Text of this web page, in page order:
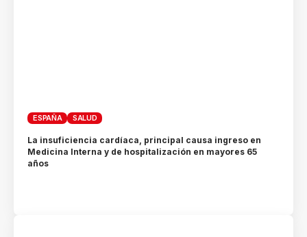
ESPAÑA SALUD
La insuficiencia cardíaca, principal causa ingreso en
Medicina Interna y de hospitalización en mayores 65
años